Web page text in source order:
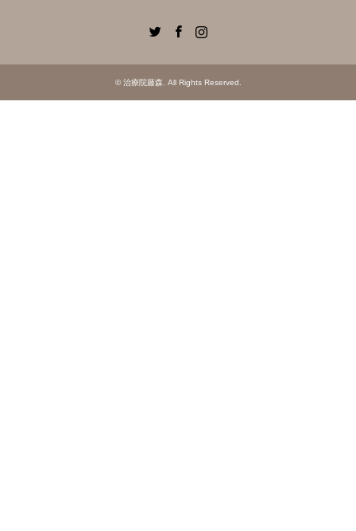
©治療院藤森 . All Rights Reserved.